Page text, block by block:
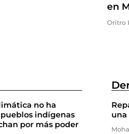
en
Oritro
no ha
indígenas
por más poder
una